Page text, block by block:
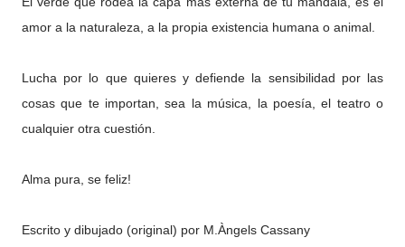
amor a la naturaleza, a la propia existencia humana o animal.
Lucha por lo que quieres y defiende la sensibilidad por las
cosas que te importan, sea la música, la poesía, el teatro o
cualquier otra cuestión.
Alma pura, se feliz!
Escrito y dibujado (original) por M.Àngels Cassany